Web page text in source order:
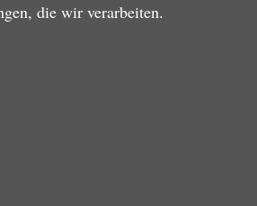
die wir verarbeiten.